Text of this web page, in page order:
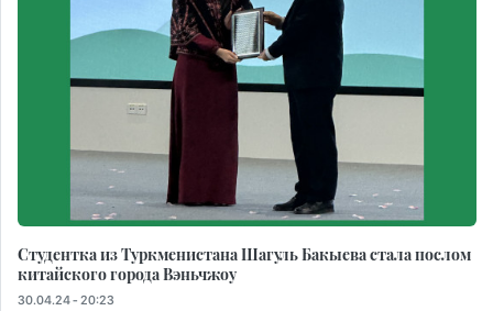
Студентка из Туркменистана Шагуль Бакыева стала послом
китайского города Вэньчжоу
30.04.24 - 20:23